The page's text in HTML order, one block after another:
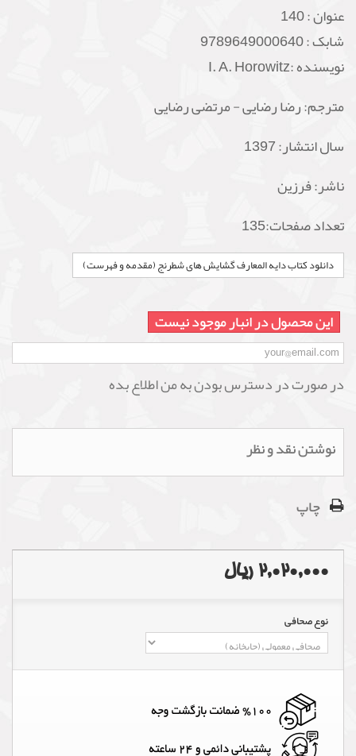
عنوان :140
شابک :9789649000640
نویسنده :I. A. Horowitz
مترجم: رضا رضایی - مرتضی رضایی
سال انتشار: 1397
ناشر:فرزین
تعداد صفحات:135
دانلود کتاب دایه المعارف گشایش های شطرنج (مقدمه و فهرست)
این محصول در انبار موجود نیست
در صورت در دسترس بودن به من اطلاع بده
نوشتن نقد و نظر
چاپ
2,020,000 ریال
نوع صحافی